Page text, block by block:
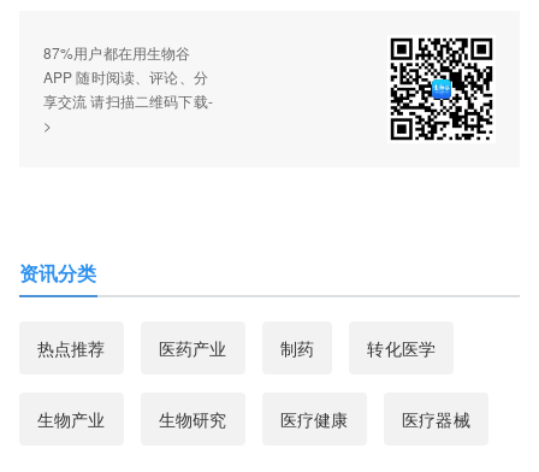
87%用户都在用生物谷
APP 随时阅读、评论、分
享交流 请扫描二维码下载-
>
资讯分类
热点推荐 医药产业 制药 转化医学
生物产业 生物研究 医疗健康 医疗器械